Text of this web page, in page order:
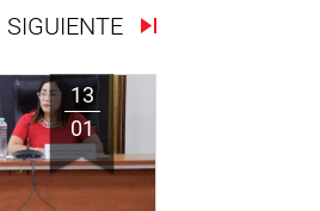
SIGUIENTE
13
01